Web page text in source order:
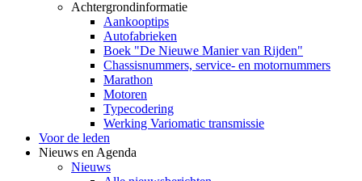
Achtergrondinformatie
Aankooptips
Autofabrieken
Boek "De Nieuwe Manier van Rijden"
Chassisnummers, service- en motornummers
Marathon
Motoren
Typecodering
Werking Variomatic transmissie
Voor de leden
Nieuws en Agenda
Nieuws